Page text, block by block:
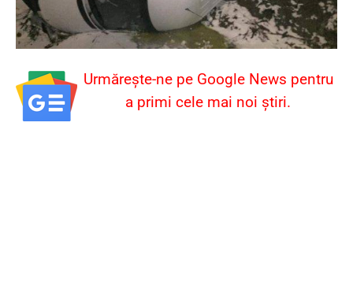
Urmărește-ne pe Google News pentru
a primi cele mai noi știri.